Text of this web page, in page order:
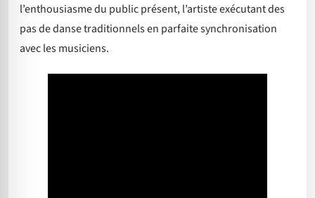
l’enthousiasme du public présent, l’artiste exécutant des
pas de danse traditionnels en parfaite synchronisation
avec les musiciens.